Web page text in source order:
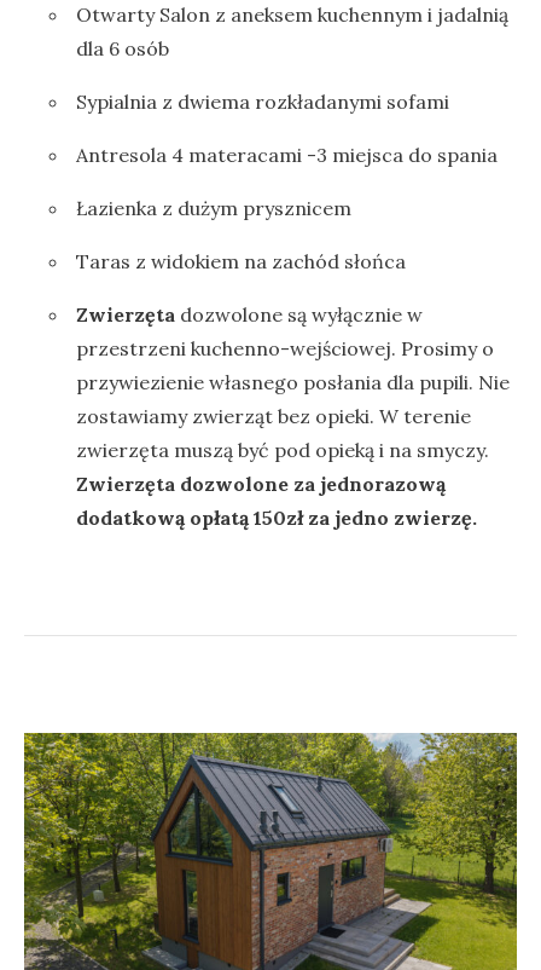
Otwarty Salon z aneksem kuchennym i jadalnią
dla 6 osób
Sypialnia z dwiema rozkładanymi sofami
Antresola 4 materacami -3 miejsca do spania
Łazienka z dużym prysznicem
Taras z widokiem na zachód słońca
Zwierzęta dozwolone są wyłącznie w
przestrzeni kuchenno-wejściowej. Prosimy o
przywiezienie własnego posłania dla pupili. Nie
zostawiamy zwierząt bez opieki. W terenie
zwierzęta muszą być pod opieką i na smyczy.
Zwierzęta dozwolone za jednorazową
dodatkową opłatą 150zł za jedno zwierzę.